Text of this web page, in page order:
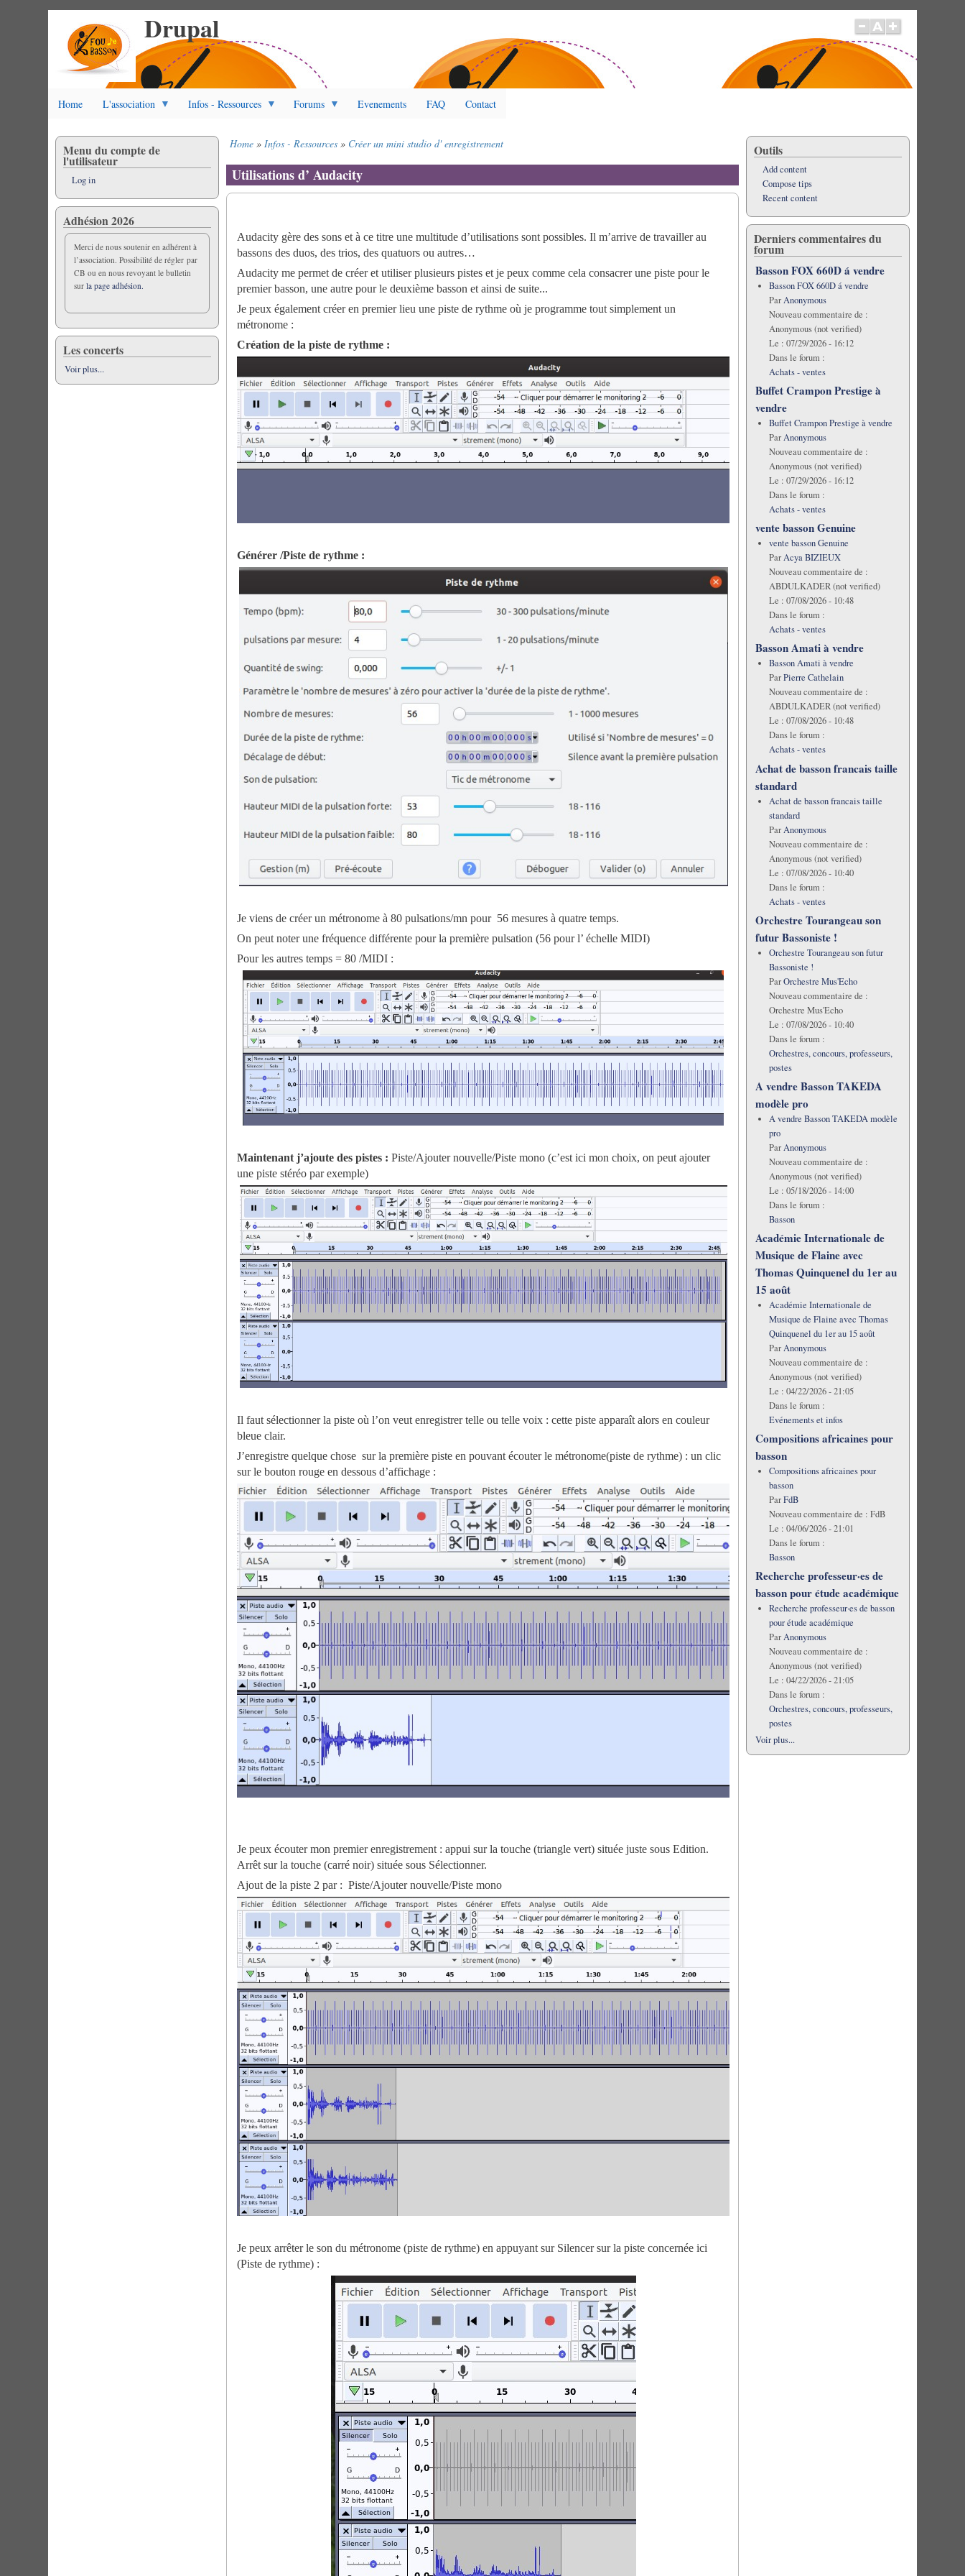
Drupal
Home L'association Infos - Ressources Forums Evenements FAQ Contact
Home Infos - Ressources Créer un mini studio d' enregistrement
Utilisations d’ Audacity
Audacity gère des sons et à ce titre une multitude d’utilisations sont possibles. Il m’arrive de travailler au
bassons des duos, des trios, des quatuors ou autres…
Audacity me permet de créer et utiliser plusieurs pistes et je peux comme cela consacrer une piste pour le
premier basson, une autre pour le deuxième basson et ainsi de suite...
Je peux également créer en premier lieu une piste de rythme où je programme tout simplement un
métronome :
Création de la piste de rythme :
Générer /Piste de rythme :
Je viens de créer un métronome à 80 pulsations/mn pour 56 mesures à quatre temps.
On peut noter une fréquence différente pour la première pulsation (56 pour l’ échelle MIDI)
Pour les autres temps = 80 /MIDI :
Maintenant j’ajoute des pistes : Piste/Ajouter nouvelle/Piste mono (c’est ici mon choix, on peut ajouter
une piste stéréo par exemple)
Il faut sélectionner la piste où l’on veut enregistrer telle ou telle voix : cette piste apparaît alors en couleur
bleue clair.
J’enregistre quelque chose sur la première piste en pouvant écouter le métronome(piste de rythme) : un clic
sur le bouton rouge en dessous d’affichage :
Je peux écouter mon premier enregistrement : appui sur la touche (triangle vert) située juste sous Edition.
Arrêt sur la touche (carré noir) située sous Sélectionner.
Ajout de la piste 2 par : Piste/Ajouter nouvelle/Piste mono
Je peux arrêter le son du métronome (piste de rythme) en appuyant sur Silencer sur la piste concernée ici
(Piste de rythme) :
Menu du compte de
l'utilisateur
Log in
Adhésion 2026
Merci de nous soutenir en adhérent à
l’association. Possibilité de régler par
CB ou en nous revoyant le bulletin
surla page adhésion.
Les concerts
Voir plus...
Outils
Add content
Compose tips
Recent content
Derniers commentaires du
forum
Basson FOX 660D á vendre
Basson FOX 660D á vendre
ParAnonymous
Nouveau commentaire de :
Anonymous (not verified)
Le : 07/29/2026 - 16:12
Dans le forum :
Achats - ventes
Buffet Crampon Prestige à
vendre
Buffet Crampon Prestige à vendre
ParAnonymous
Nouveau commentaire de :
Anonymous (not verified)
Le : 07/29/2026 - 16:12
Dans le forum :
Achats - ventes
vente basson Genuine
vente basson Genuine
ParAcya BIZIEUX
Nouveau commentaire de :
ABDULKADER (not verified)
Le : 07/08/2026 - 10:48
Dans le forum :
Achats - ventes
Basson Amati à vendre
Basson Amati à vendre
ParPierre Cathelain
Nouveau commentaire de :
ABDULKADER (not verified)
Le : 07/08/2026 - 10:48
Dans le forum :
Achats - ventes
Achat de basson francais taille
standard
Achat de basson francais taille
standard
ParAnonymous
Nouveau commentaire de :
Anonymous (not verified)
Le : 07/08/2026 - 10:40
Dans le forum :
Achats - ventes
Orchestre Tourangeau son
futur Bassoniste !
Orchestre Tourangeau son futur
Bassoniste !
ParOrchestre Mus'Echo
Nouveau commentaire de :
Orchestre Mus'Echo
Le : 07/08/2026 - 10:40
Dans le forum :
Orchestres, concours, professeurs,
postes
A vendre Basson TAKEDA
modèle pro
A vendre Basson TAKEDA modèle
pro
ParAnonymous
Nouveau commentaire de :
Anonymous (not verified)
Le : 05/18/2026 - 14:00
Dans le forum :
Basson
Académie Internationale de
Musique de Flaine avec
Thomas Quinquenel du 1er au
15 août
Académie Internationale de
Musique de Flaine avec Thomas
Quinquenel du 1er au 15 août
ParAnonymous
Nouveau commentaire de :
Anonymous (not verified)
Le : 04/22/2026 - 21:05
Dans le forum :
Evénements et infos
Compositions africaines pour
basson
Compositions africaines pour
basson
ParFdB
Nouveau commentaire de : FdB
Le : 04/06/2026 - 21:01
Dans le forum :
Basson
Recherche professeur·es de
basson pour étude académique
Recherche professeur·es de basson
pour étude académique
ParAnonymous
Nouveau commentaire de :
Anonymous (not verified)
Le : 04/22/2026 - 21:05
Dans le forum :
Orchestres, concours, professeurs,
postes
Voir plus...